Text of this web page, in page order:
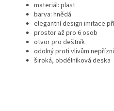
materiál: plast
barva: hnědá
elegantní design imitace
prostor až pro 6 osob
otvor pro deštník
odolný proti vlivům
široká, obdélníková deska